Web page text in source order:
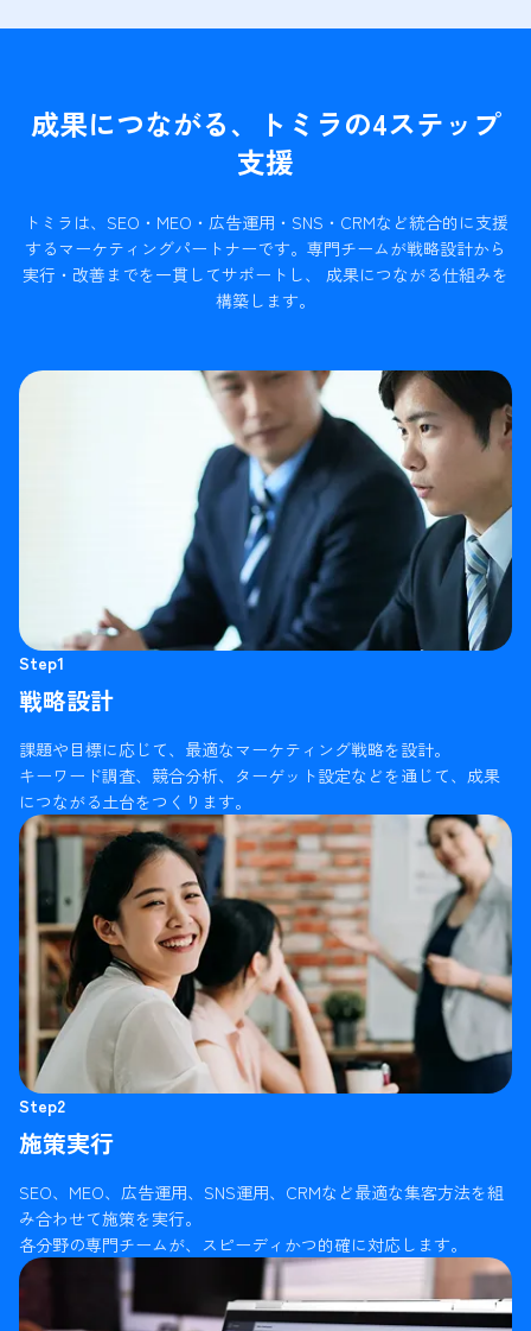
成果につながる、トミラの4ステップ
支援
トミラは、SEO・MEO・広告運用・SNS・CRMなど統合的に支援
するマーケティングパートナーです。 専門チームが戦略設計から
実行・改善までを一貫してサポートし、 成果につながる仕組みを
構築します。
Step1
戦略設計
課題や目標に応じて、最適なマーケティング戦略を設計。
キーワード調査、競合分析、ターゲット設定などを通じて、成果
につながる土台をつくります。
Step2
施策実行
SEO、MEO、広告運用、SNS運用、CRMなど最適な集客方法を組
み合わせて施策を実行。
各分野の専門チームが、スピーディかつ的確に対応します。